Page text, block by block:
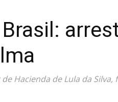
Hacienda de Lula da